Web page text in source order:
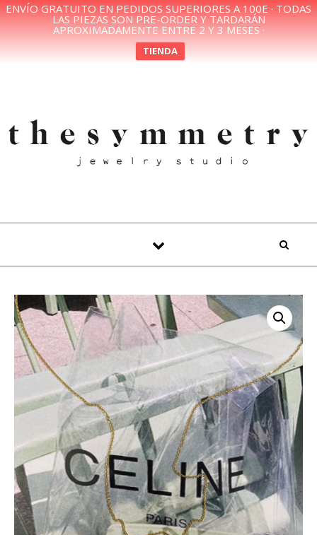
ENVÍO GRATUITO EN PEDIDOS SUPERIORES A 100E · TODAS
LAS PIEZAS SON PRE-ORDER Y TARDARÁN
APROXIMADAMENTE ENTRE 2 Y 3 MESES ·
TIENDA